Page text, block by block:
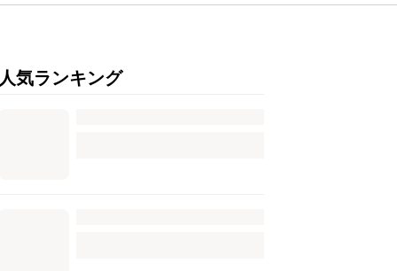
気ランキング